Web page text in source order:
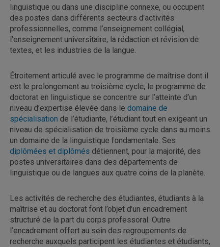
linguistique ou dans une discipline connexe, ou occupent
des postes dans différents secteurs d’activités
professionnelles, comme l’enseignement collégial,
l’enseignement universitaire, la rédaction et révision de
textes, et les industries de la langue.
Étroitement articulé avec le programme de maîtrise dont il
est le prolongement au troisième cycle, le programme de
doctorat en linguistique se concentre sur l’atteinte d’un
niveau d’expertise élevée dans le domaine de
spécialisation de l’étudiante, l’étudiant tout en exigeant un
niveau de spécialisation de troisième cycle dans au moins
un domaine de la linguistique fondamentale. Ses
diplômées et diplômés détiennent, pour la majorité, des
postes universitaires dans des départements de
linguistique ou de langues aux quatre coins de la planète.
Les activités de recherche des étudiantes, étudiants à la
maîtrise et au doctorat font l’objet d’un encadrement
structuré de la part du corps professoral. Outre
l’encadrement offert au sein des regroupements de
recherche auxquels participent les étudiantes et étudiants,